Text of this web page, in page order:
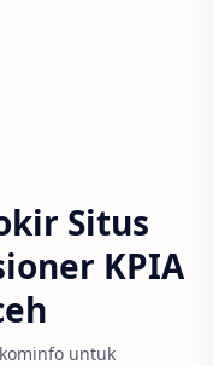
Situs
KPIA
untuk